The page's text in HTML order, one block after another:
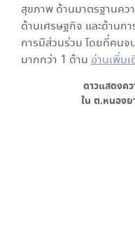
สุขภาพ ด้านมาตรฐานคว
ด้านเศรษฐกิจ และด้านก
การมีส่วนร่วม โดยที่คน
มากกว่า 1 ด้าน อ่านเพิ่ม
ดาวแสดงค
ใน ต.หนองย